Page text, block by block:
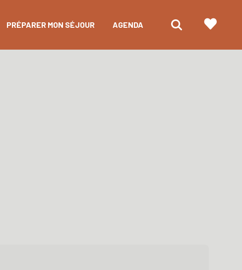
PRÉPARER MON SÉJOUR AGENDA